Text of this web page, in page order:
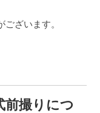
ざいます。
前撮りにつ